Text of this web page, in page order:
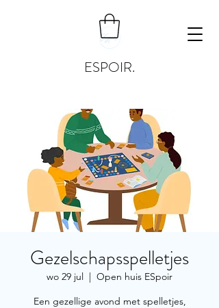
ESPOIR.
Gezelschapsspelletjes
wo 29 jul
  |
Open huis ESpoir
Een gezellige avond met spelletjes,